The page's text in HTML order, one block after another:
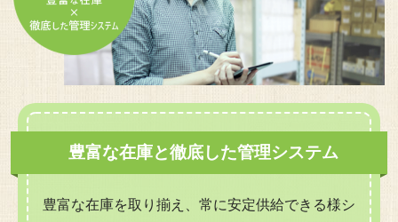
豊富な在庫と徹底した管理システム
豊富な在庫を取り揃え、常に安定供給できる様シ